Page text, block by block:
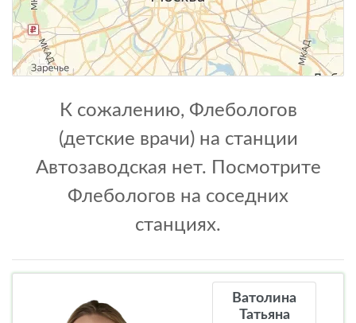
К сожалению, Флебологов
(детские врачи) на станции
Автозаводская нет. Посмотрите
Флебологов на соседних
станциях.
Ватолина
Татьяна